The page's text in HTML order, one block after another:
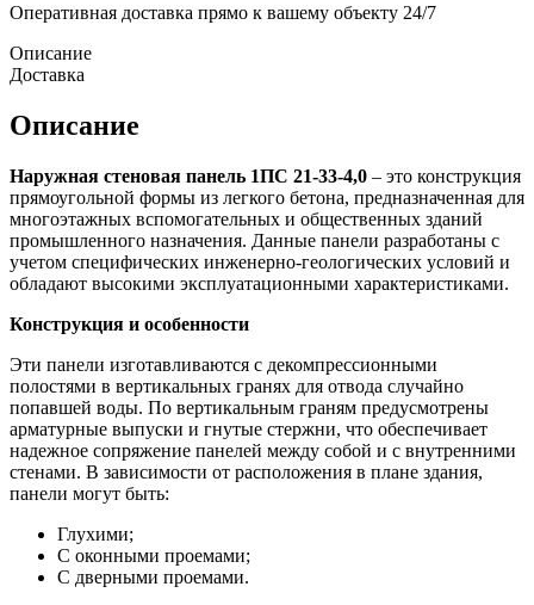
Оперативная доставка прямо к вашему объекту 24/7
Описание
Доставка
Описание
Наружная стеновая панель 1ПС 21-33-4,0 – это конструкция
прямоугольной формы из легкого бетона, предназначенная для
многоэтажных вспомогательных и общественных зданий
промышленного назначения. Данные панели разработаны с
учетом специфических инженерно-геологических условий и
обладают высокими эксплуатационными характеристиками.
Конструкция и особенности
Эти панели изготавливаются с декомпрессионными
полостями в вертикальных гранях для отвода случайно
попавшей воды. По вертикальным граням предусмотрены
арматурные выпуски и гнутые стержни, что обеспечивает
надежное сопряжение панелей между собой и с внутренними
стенами. В зависимости от расположения в плане здания,
панели могут быть:
Глухими;
С оконными проемами;
С дверными проемами.